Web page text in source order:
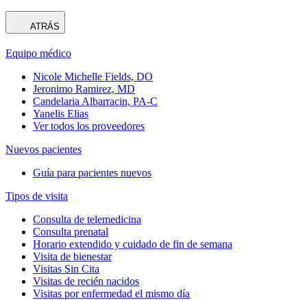
ATRÁS
Equipo médico
Nicole Michelle Fields, DO
Jeronimo Ramirez, MD
Candelaria Albarracin, PA-C
Yanelis Elias
Ver todos los proveedores
Nuevos pacientes
Guía para pacientes nuevos
Tipos de visita
Consulta de telemedicina
Consulta prenatal
Horario extendido y cuidado de fin de semana
Visita de bienestar
Visitas Sin Cita
Visitas de recién nacidos
Visitas por enfermedad el mismo día